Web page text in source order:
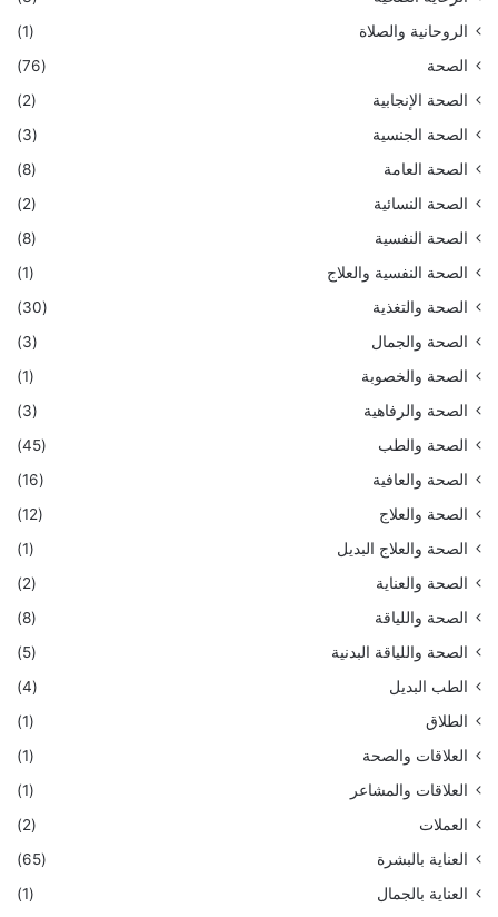
الروحانية والصلاة
(1)
الصحة
(76)
الصحة الإنجابية
(2)
الصحة الجنسية
(3)
الصحة العامة
(8)
الصحة النسائية
(2)
الصحة النفسية
(8)
الصحة النفسية والعلاج
(1)
الصحة والتغذية
(30)
الصحة والجمال
(3)
الصحة والخصوبة
(1)
الصحة والرفاهية
(3)
الصحة والطب
(45)
الصحة والعافية
(16)
الصحة والعلاج
(12)
الصحة والعلاج البديل
(1)
الصحة والعناية
(2)
الصحة واللياقة
(8)
الصحة واللياقة البدنية
(5)
الطب البديل
(4)
الطلاق
(1)
العلاقات والصحة
(1)
العلاقات والمشاعر
(1)
العملات
(2)
العناية بالبشرة
(65)
العناية بالجمال
(1)